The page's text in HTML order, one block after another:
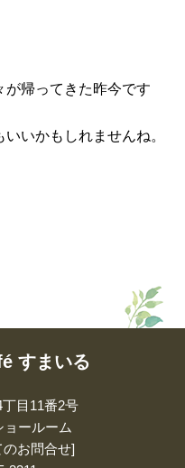
が帰ってきた昨今です
いかもしれませんね。
すまいる
目11番2号
ールーム
お問合せ]